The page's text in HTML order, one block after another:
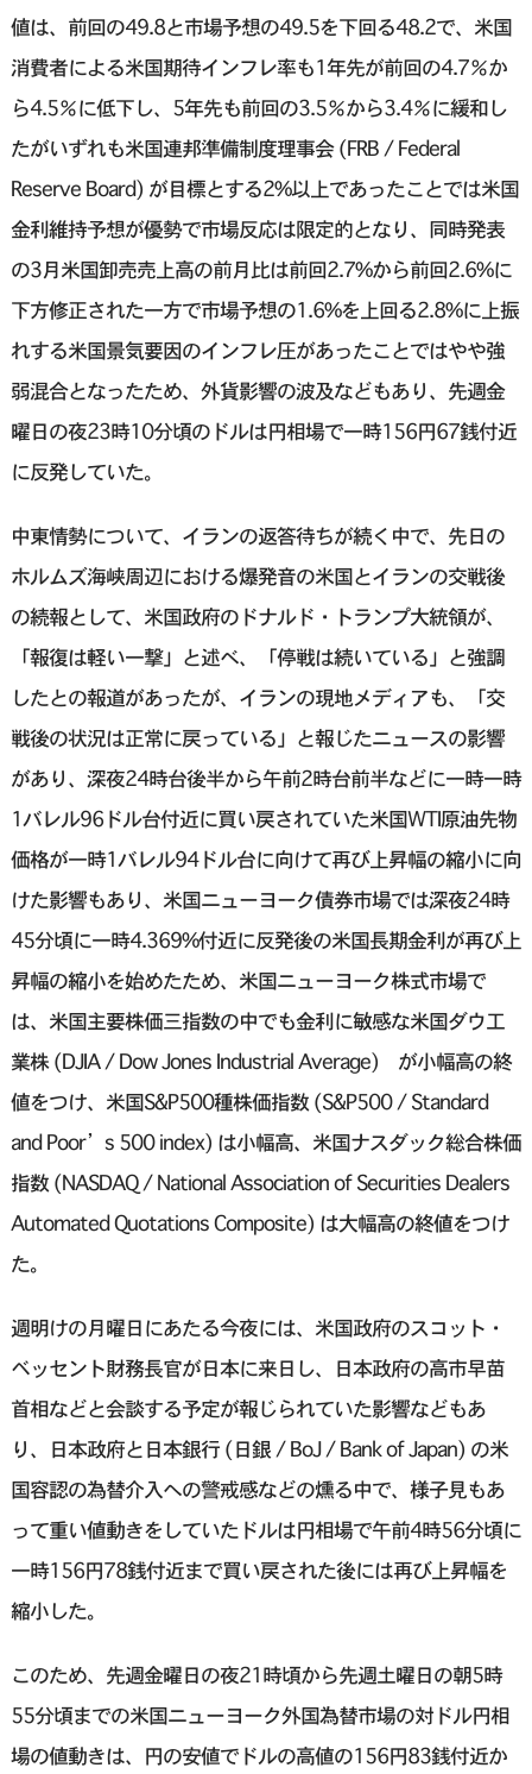
値は、前回の49.8と市場予想の49.5を下回る48.2で、米国
消費者による米国期待インフレ率も1年先が前回の4.7％か
ら4.5％に低下し、5年先も前回の3.5％から3.4％に緩和し
たがいずれも米国連邦準備制度理事会 (FRB / Federal
Reserve Board) が目標とする2%以上であったことでは米国
金利維持予想が優勢で市場反応は限定的となり、同時発表
の3月米国卸売売上高の前月比は前回2.7%から前回2.6%に
下方修正された一方で市場予想の1.6%を上回る2.8%に上振
れする米国景気要因のインフレ圧があったことではやや強
弱混合となったため、外貨影響の波及などもあり、先週金
曜日の夜23時10分頃のドルは円相場で一時156円67銭付近
に反発していた。
中東情勢について、イランの返答待ちが続く中で、先日の
ホルムズ海峡周辺における爆発音の米国とイランの交戦後
の続報として、米国政府のドナルド・トランプ大統領が、
「報復は軽い一撃」と述べ、「停戦は続いている」と強調
したとの報道があったが、イランの現地メディアも、「交
戦後の状況は正常に戻っている」と報じたニュースの影響
があり、深夜24時台後半から午前2時台前半などに一時一時
1バレル96ドル台付近に買い戻されていた米国WTI原油先物
価格が一時1バレル94ドル台に向けて再び上昇幅の縮小に向
けた影響もあり、米国ニューヨーク債券市場では深夜24時
45分頃に一時4.369%付近に反発後の米国長期金利が再び上
昇幅の縮小を始めたため、米国ニューヨーク株式市場で
は、米国主要株価三指数の中でも金利に敏感な米国ダウ工
業株 (DJIA / Dow Jones Industrial Average) が小幅高の終
値をつけ、米国S&P500種株価指数 (S&P500 / Standard
and Poor’s 500 index) は小幅高、米国ナスダック総合株価
指数 (NASDAQ / National Association of Securities Dealers
Automated Quotations Composite) は大幅高の終値をつけ
た。
週明けの月曜日にあたる今夜には、米国政府のスコット・
ベッセント財務長官が日本に来日し、日本政府の高市早苗
首相などと会談する予定が報じられていた影響などもあ
り、日本政府と日本銀行 (日銀 / BoJ / Bank of Japan) の米
国容認の為替介入への警戒感などの燻る中で、様子見もあ
って重い値動きをしていたドルは円相場で午前4時56分頃に
一時156円78銭付近まで買い戻された後には再び上昇幅を
縮小した。
このため、先週金曜日の夜21時頃から先週土曜日の朝5時
55分頃までの米国ニューヨーク外国為替市場の対ドル円相
場の値動きは、円の安値でドルの高値の156円83銭付近か